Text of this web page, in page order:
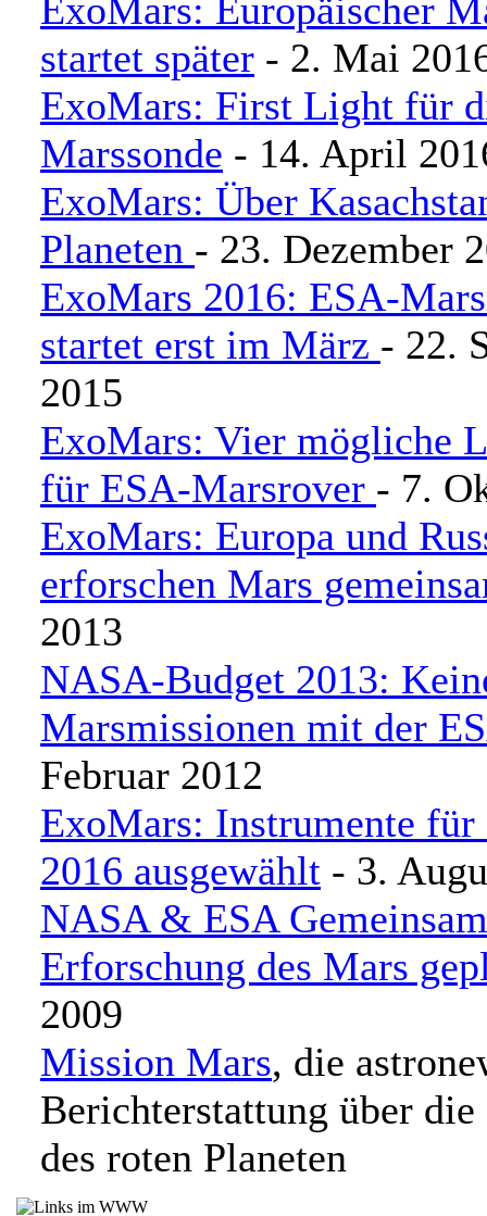
ExoMars: Europäischer
startet später - 2. Mai
ExoMars: First Light für
Marssonde - 14. April
ExoMars: Über
Planeten - 23. Dezember
ExoMars 2016: ESA-
startet erst im März - 22.
2015
ExoMars: Vier mögliche
für ESA-Marsrover - 7.
ExoMars: Europa und
erforschen Mars
2013
NASA-Budget 2013:
Marsmissionen mit der
Februar 2012
ExoMars: Instrumente
2016 ausgewählt - 3.
NASA & ESA
Erforschung des Mars
2009
Mission Mars, die
Berichterstattung über
des roten Planeten